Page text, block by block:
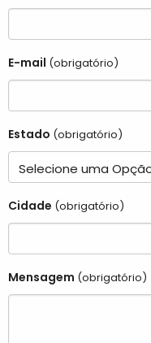
E-mail (obrigatório)
Estado (obrigatório)
Cidade (obrigatório)
Mensagem (obrigatório)